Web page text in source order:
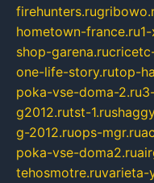
firehunters.ru
hometown-france.ru
shop-garena.ru
one-life-story.rutop-
poka-vse-doma-2.ru
g2012.rutst-1.ru
g-2012.ruops-mgr.ru
poka-vse-doma2.ru
tehosmotre.ruvarieta-